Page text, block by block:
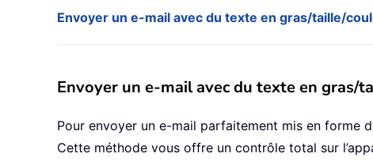
Envoyer un e-mail avec du texte en gras/taille/
Envoyer un e-mail avec du texte en gras/
Pour envoyer un e-mail parfaitement mis en forme
Cette méthode vous offre un contrôle total sur